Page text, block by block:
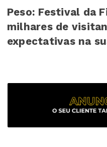
Peso: Festival da
milhares de
expectativas na